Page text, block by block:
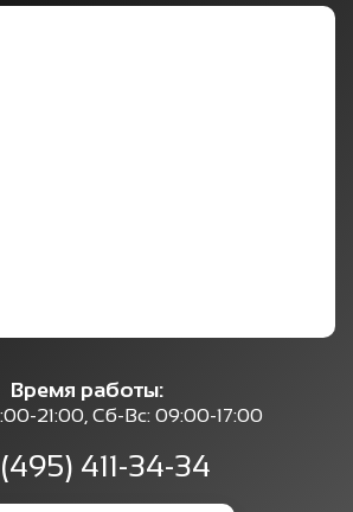
Время работы:
21:00, Сб-Вс: 09:00-17:00
411-34-34